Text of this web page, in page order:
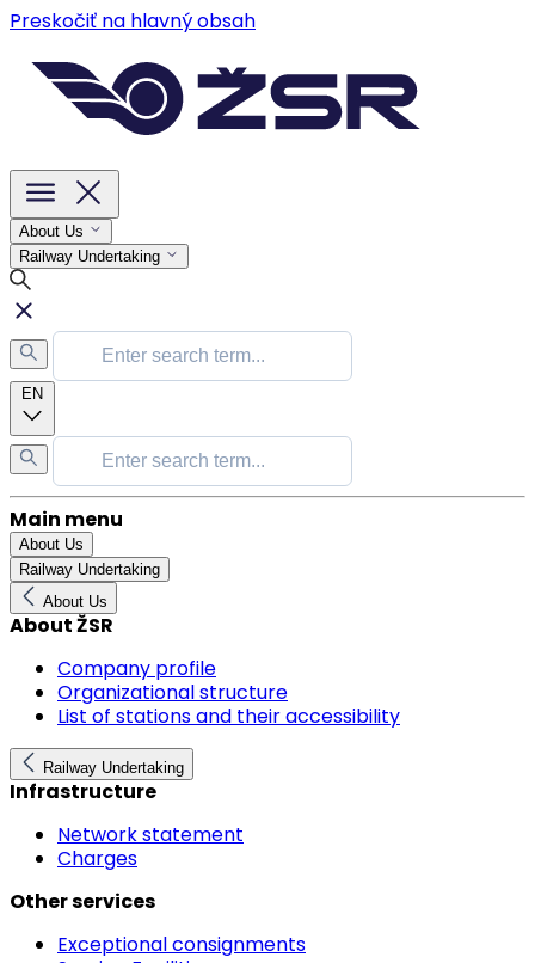
Preskočiť na hlavný obsah
About Us
Railway Undertaking
EN
Main menu
About Us
Railway Undertaking
About Us
About ŽSR
Company profile
Organizational structure
List of stations and their accessibility
Railway Undertaking
Infrastructure
Network statement
Charges
Other services
Exceptional consignments